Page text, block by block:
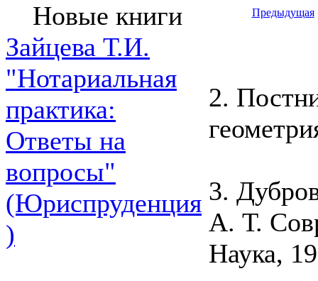
Новые книги
Зайцева Т.И.
"Нотариальная
практика:
Ответы на
вопросы"
(Юриспруденция
)
Предыдущая
2.
3.
А. Т.
Наука,